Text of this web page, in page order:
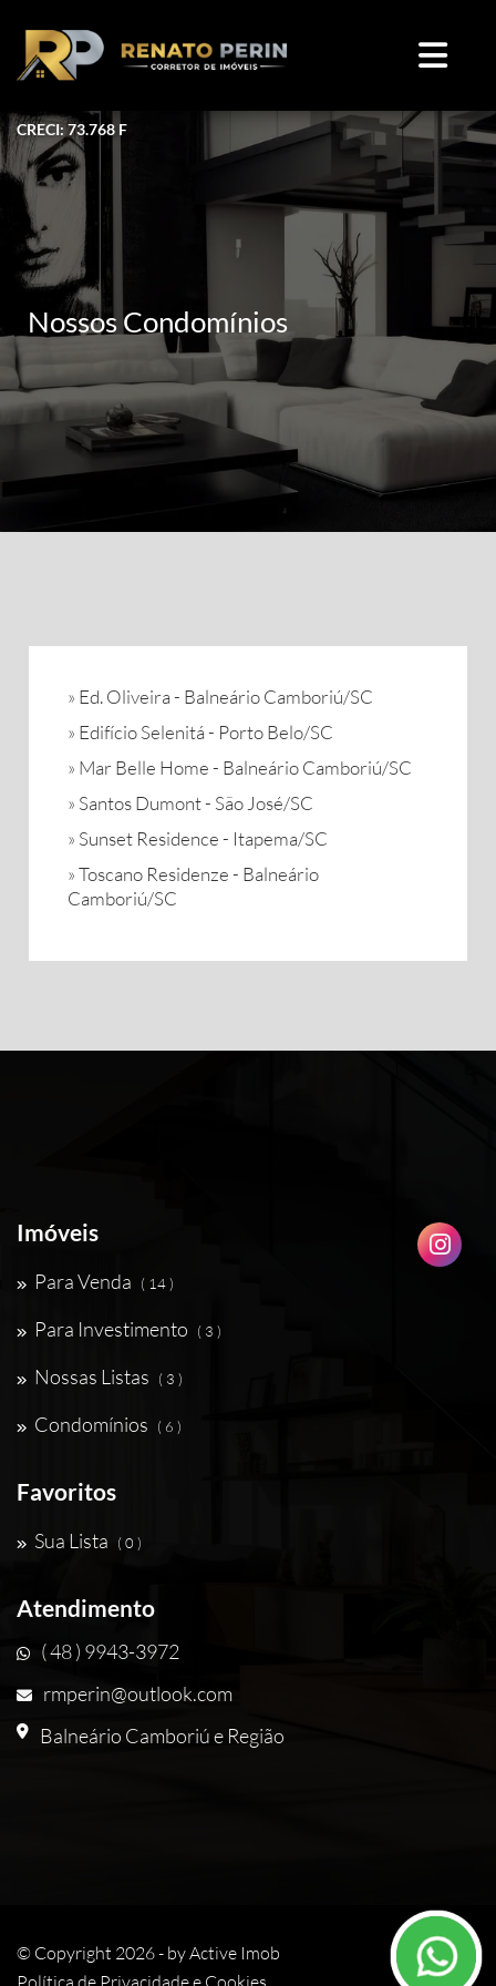
CRECI: 73.768 F
Nossos Condomínios
» Ed. Oliveira - Balneário Camboriú/SC
» Edifício Selenitá - Porto Belo/SC
» Mar Belle Home - Balneário Camboriú/SC
» Santos Dumont - São José/SC
» Sunset Residence - Itapema/SC
»Toscano Residenze - Balneário
Camboriú/SC
Imóveis
Para Venda ( 14 )
Para Investimento ( 3 )
Nossas Listas ( 3 )
Condomínios ( 6 )
Favoritos
Sua Lista ( 0 )
Atendimento
( 48 ) 9943-3972
rmperin@outlook.com
Balneário Camboriú e Região
© Copyright 2026 - byActive Imob
Política de Privacidade e Cookies